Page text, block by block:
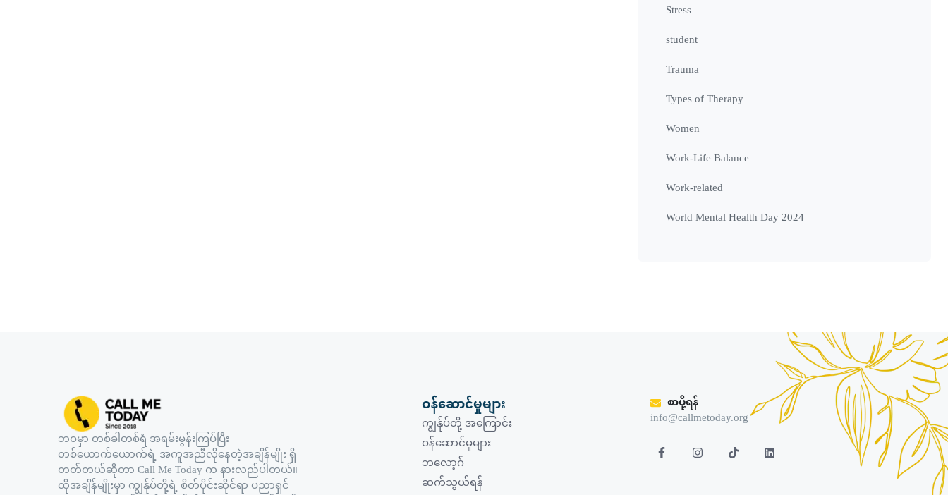
Stress
student
Trauma
Types of Therapy
Women
Work-Life Balance
Work-related
World Mental Health Day 2024
ဘဝမှာ တစ်ခါတစ်ရံ အရမ်းမွန်းကြပ်ပြီး
တစ်ယောက်ယောက်ရဲ့ အကူအညီလိုနေတဲ့အချိန်မျိုး ရှိ
တတ်တယ်ဆိုတာ Call Me Today က နားလည်ပါတယ်။
ထိုအချိန်မျိုးမှာ ကျွန်ုပ်တို့ရဲ့ စိတ်ပိုင်းဆိုင်ရာ ပညာရှင်
ဝန်ဆောင်မှုများ
ကျွန်ုပ်တို့ အကြောင်း
ဝန်ဆောင်မှုများ
ဘလော့ဂ်
ဆက်သွယ်ရန်
စာပို့ရန်
info@callmetoday.org